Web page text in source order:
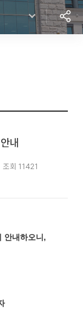
내
조회 11421
안내하오니,